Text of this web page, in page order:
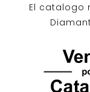
El catalogo